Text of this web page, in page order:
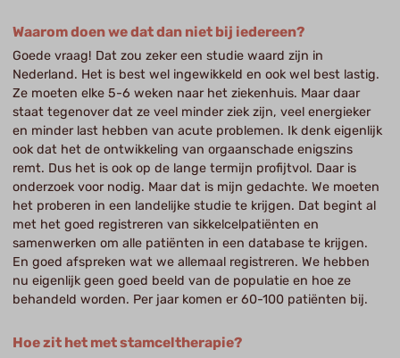
Waarom doen we dat dan niet bij iedereen?
Goede vraag! Dat zou zeker een studie waard zijn in
Nederland. Het is best wel ingewikkeld en ook wel best lastig.
Ze moeten elke 5-6 weken naar het ziekenhuis. Maar daar
staat tegenover dat ze veel minder ziek zijn, veel energieker
en minder last hebben van acute problemen. Ik denk eigenlijk
ook dat het de ontwikkeling van orgaanschade enigszins
remt. Dus het is ook op de lange termijn profijtvol. Daar is
onderzoek voor nodig. Maar dat is mijn gedachte. We moeten
het proberen in een landelijke studie te krijgen. Dat begint al
met het goed registreren van sikkelcelpatiënten en
samenwerken om alle patiënten in een database te krijgen.
En goed afspreken wat we allemaal registreren. We hebben
nu eigenlijk geen goed beeld van de populatie en hoe ze
behandeld worden. Per jaar komen er 60-100 patiënten bij.
Hoe zit het met stamceltherapie?